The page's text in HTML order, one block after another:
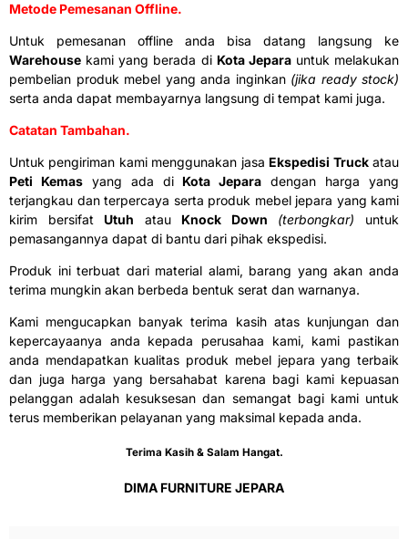
Metode Pemesanan Offline.
Untuk pemesanan offline anda bisa datang langsung ke
Warehouse kami yang berada di Kota Jeparauntuk melakukan
pembelian produk mebel yang anda inginkan (jika ready stock)
serta anda dapat membayarnya langsung di tempat kami juga.
Catatan Tambahan.
Untuk pengiriman kami menggunakan jasa Ekspedisi Truckatau
Peti Kemasyang ada di Kota Jepara dengan harga yang
terjangkau dan terpercaya serta produk mebel jepara yang kami
kirim bersifat Utuh atau Knock Down (terbongkar) untuk
pemasangannya dapat di bantu dari pihak ekspedisi.
Produk ini terbuat dari material alami, barang yang akan anda
terima mungkin akan berbeda bentuk serat dan warnanya.
Kami mengucapkan banyak terima kasih atas kunjungan dan
kepercayaanya anda kepada perusahaa kami, kami pastikan
anda mendapatkan kualitas produk mebel jepara yang terbaik
dan juga harga yang bersahabat karena bagi kami kepuasan
pelanggan adalah kesuksesan dan semangat bagi kami untuk
terus memberikan pelayanan yang maksimal kepada anda.
Terima Kasih & Salam Hangat.
DIMA FURNITURE JEPARA